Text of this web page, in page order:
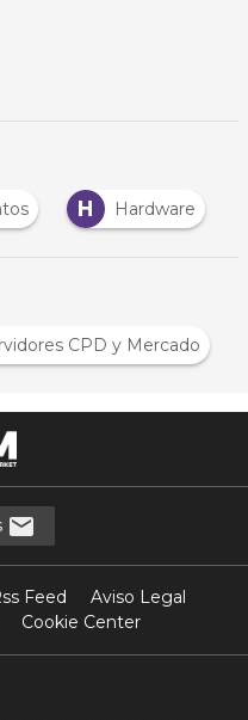
H Hardware
CPD y Mercado
Feed
Aviso Legal
Cookie Center